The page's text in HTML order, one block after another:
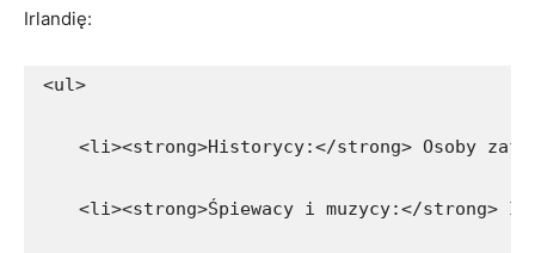
‍Irlandię:
<ul>
<li><strong>Historycy:</strong> Osoby
<li><strong>Śpiewacy i muzycy:</strong>